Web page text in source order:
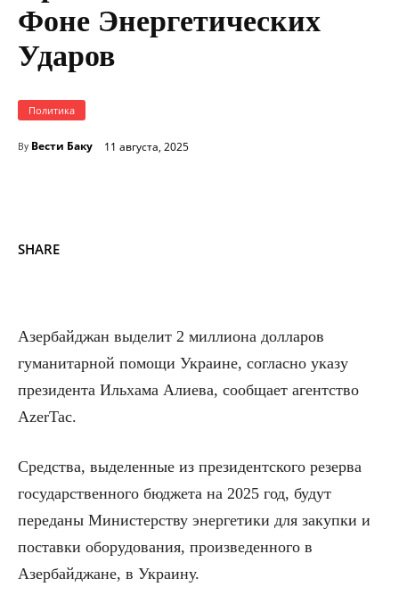
Фоне Энергетических
Ударов
Политика
By Вести Баку 11 августа, 2025
SHARE
Азербайджан выделит 2 миллиона долларов
гуманитарной помощи Украине, согласно указу
президента Ильхама Алиева, сообщает агентство
AzerTac.
Средства, выделенные из президентского резерва
государственного бюджета на 2025 год, будут
переданы Министерству энергетики для закупки и
поставки оборудования, произведенного в
Азербайджане, в Украину.